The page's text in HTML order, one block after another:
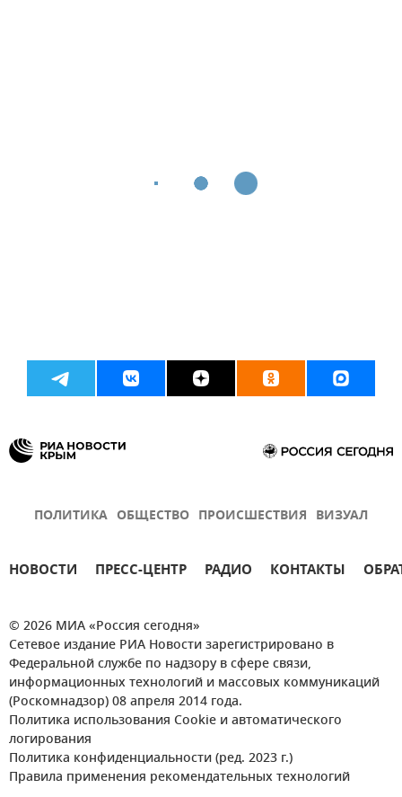
ПОЛИТИКА ОБЩЕСТВО ПРОИСШЕСТВИЯ ВИЗУАЛ
НОВОСТИ ПРЕСС-ЦЕНТР РАДИО КОНТАКТЫ
© 2026 МИА «Россия сегодня»
Сетевое издание РИА Новости зарегистрировано в
Федеральной службе по надзору в сфере связи,
информационных технологий и массовых коммуникаций
(Роскомнадзор) 08 апреля 2014 года.
Политика использования Cookie и автоматического
логирования
Политика конфиденциальности (ред. 2023 г.)
Правила применения рекомендательных технологий